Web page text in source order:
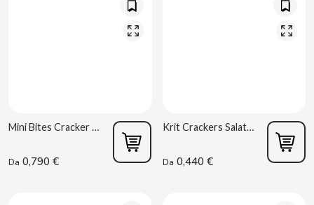
BALMY
BAZOOKA CANDY
Mini Bites Cracker 250 g Gullón Marcato
Da 0,790 €
Krit Crackers Salati 100 g
Da 0,440 €